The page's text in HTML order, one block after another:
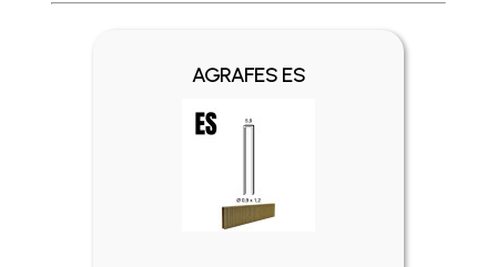
Achetez 4 sachets ou boîtes d'agrafes ou de pointes et
AGRAFES ES